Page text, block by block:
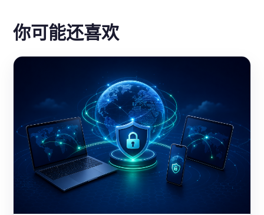
你可能还喜欢